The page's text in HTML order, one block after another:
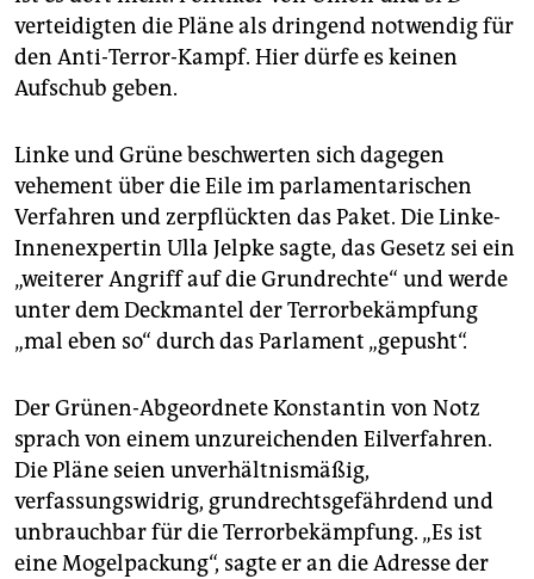
verteidigten die Pläne als dringend notwendig für
den Anti-Terror-Kampf. Hier dürfe es keinen
Aufschub geben.
Linke und Grüne beschwerten sich dagegen
vehement über die Eile im parlamentarischen
Verfahren und zerpflückten das Paket. Die Linke-
Innenexpertin Ulla Jelpke sagte, das Gesetz sei ein
„weiterer Angriff auf die Grundrechte“ und werde
unter dem Deckmantel der Terrorbekämpfung
„mal eben so“ durch das Parlament „gepusht“.
Der Grünen-Abgeordnete Konstantin von Notz
sprach von einem unzureichenden Eilverfahren.
Die Pläne seien unverhältnismäßig,
verfassungswidrig, grundrechtsgefährdend und
unbrauchbar für die Terrorbekämpfung. „Es ist
eine Mogelpackung“, sagte er an die Adresse der